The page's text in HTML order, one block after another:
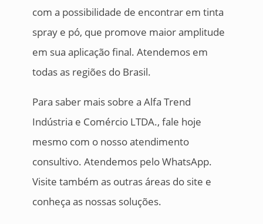
com a possibilidade de encontrar em tinta
spray e pó, que promove maior amplitude
em sua aplicação final. Atendemos em
todas as regiões do Brasil.
Para saber mais sobre a Alfa Trend
Indústria e Comércio LTDA., fale hoje
mesmo com o nosso atendimento
consultivo. Atendemos pelo WhatsApp.
Visite também as outras áreas do site e
conheça as nossas soluções.